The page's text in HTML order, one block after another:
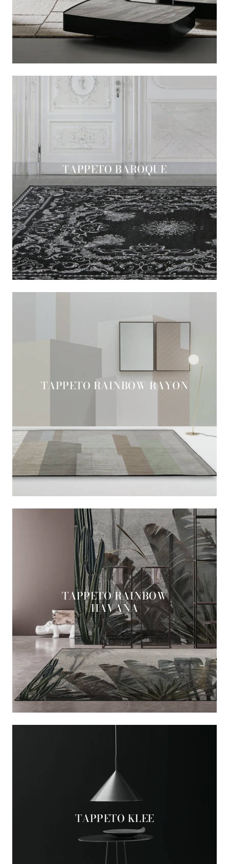
TAPPETO BAROQUE
TAPPETO RAINBOW RAYON
TAPPETO RAINBOW
HAVANA
TAPPETO KLEE